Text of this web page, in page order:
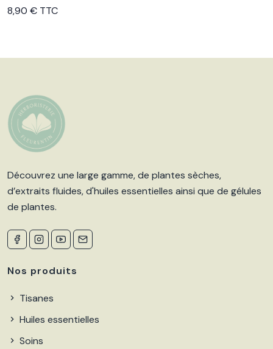
Voir le produit
8,90 € TTC
Découvrez une large gamme, de plantes sèches,
d’extraits fluides, d'huiles essentielles ainsi que de gélules
de plantes.
Nos produits
Tisanes
Huiles essentielles
Soins